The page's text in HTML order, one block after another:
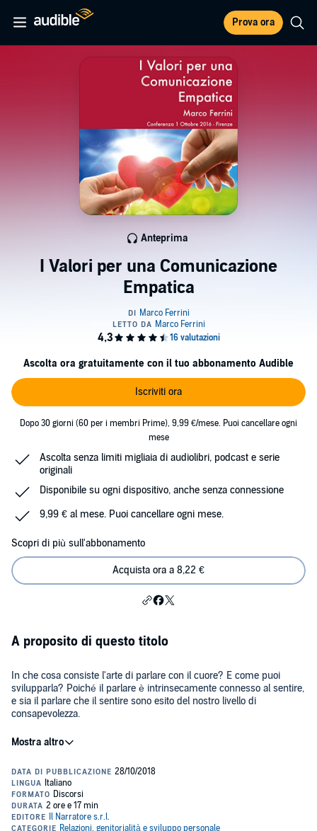
Prova ora
I Valori per una Comunicazione
Empatica
Anteprima
Ascolta ora gratuitamente con il tuo abbonamento Audible
Iscriviti ora
Dopo 30 giorni (60 per i membri Prime), 9,99 €/mese. Puoi cancellare ogni
mese
Ascolta senza limiti migliaia di audiolibri, podcast e serie
originali
Disponibile su ogni dispositivo, anche senza connessione
9,99 € al mese. Puoi cancellare ogni mese.
Scopri di più sull'abbonamento
Acquista ora a 8,22 €
A proposito di questo titolo
In che cosa consiste l'arte di parlare con il cuore? E come puoi
svilupparla? Poiché il parlare è intrinsecamente connesso al sentire,
e sia il parlare che il sentire sono esito del nostro livello di
consapevolezza.
Questo audio ti spiega quali sono gli strumenti principali con i quali
approfonditi, anche a seguito di domande poste dai partecipanti:
Come comportarsi con persone che reagiscono male anche